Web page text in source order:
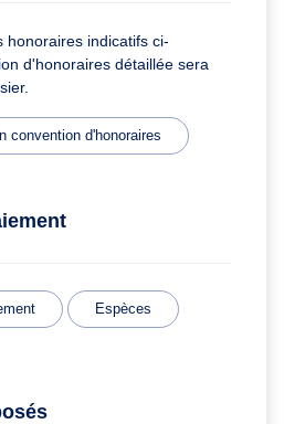
honoraires indicatifs ci-
d'honoraires détaillée sera
convention d'honoraires
Espèces